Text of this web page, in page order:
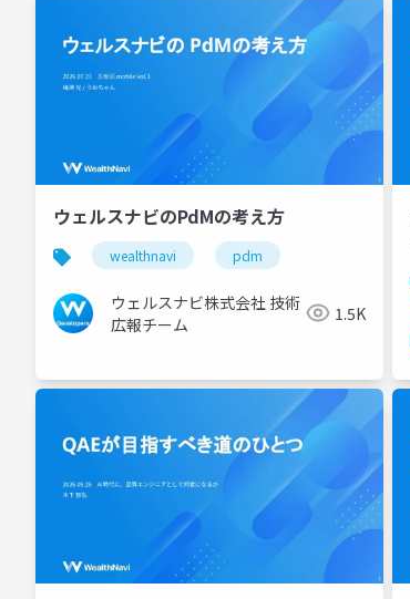
ウェルスナビのPdMの考え方
wealthnavi pdm
ウェルスナビ株式会社 技術
広報チーム
1.5K